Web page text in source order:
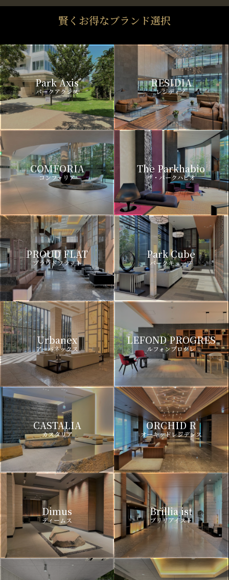
賢くお得なブランド選択
Park Axis
パークアクシス
RESIDIA
レジディア
COMFORIA
コンフォリア
The Parkhabio
ザ・パークハビオ
PROUD FLAT
プラウドフラット
Park Cube
パークキューブ
Urbanex
アーバネックス
LEFOND PROGRES
ルフォンプログレ
CASTALIA
カスタリア
ORCHID R
オーキッドレジデンス
Dimus
ディームス
Brillia ist
ブリリアイスト